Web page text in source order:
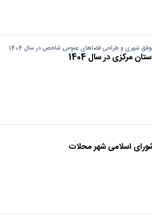
شهری و طراحی فضاهای عمومی شاخص در سال 1404
مرکزی در سال 1404
اسلامی شهر محلات